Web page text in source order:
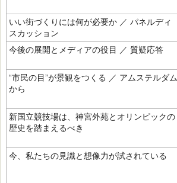
いい街づくりには何が必要か ／ パネルディ
スカッション
今後の展開とメディアの役目 ／ 質疑応答
“市民の目”が景観をつくる ／ アムステルダム
から
新国立競技場は、神宮外苑とオリンピックの
歴史を踏まえるべき
今、私たちの見識と想像力が試されている